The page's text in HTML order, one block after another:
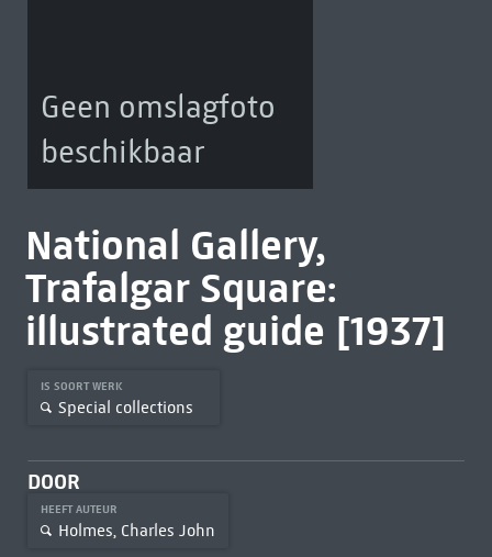
Geen omslagfoto
beschikbaar
National Gallery,
Trafalgar Square:
illustrated guide [1937]
IS SOORT WERK
Special collections
DOOR
HEEFT AUTEUR
Holmes, Charles John